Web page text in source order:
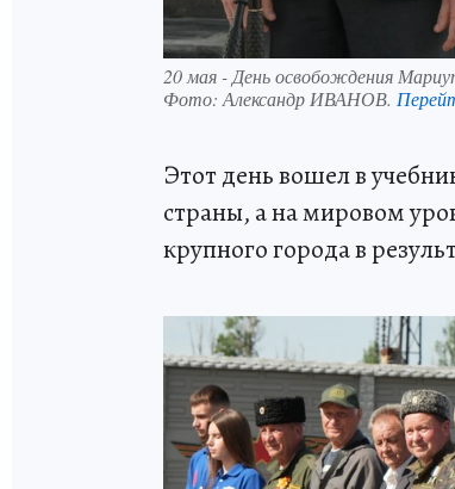
20 мая - День освобождения
Фото: Александр ИВАНОВ.
Этот день вошел в
страны, а на мировом
крупного города в